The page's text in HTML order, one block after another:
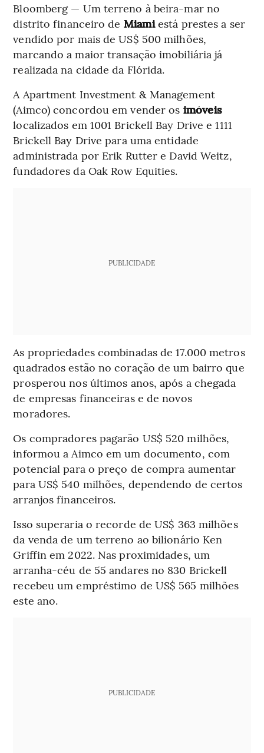
Bloomberg — Um terreno à beira-mar no
distrito financeiro de Miamiestá prestes a ser
vendido por mais de US$ 500 milhões,
marcando a maior transação imobiliária já
realizada na cidade da Flórida.
A Apartment Investment & Management
(Aimco) concordou em vender os imóveis
localizados em 1001 Brickell Bay Drive e 1111
Brickell Bay Drive para uma entidade
administrada por Erik Rutter e David Weitz,
fundadores da Oak Row Equities.
PUBLICIDADE
As propriedades combinadas de 17.000 metros
quadrados estão no coração de um bairro que
prosperou nos últimos anos, após a chegada
de empresas financeiras e de novos
moradores.
Os compradores pagarão US$ 520 milhões,
informou a Aimco em um documento, com
potencial para o preço de compra aumentar
para US$ 540 milhões, dependendo de certos
arranjos financeiros.
Isso superaria o recorde de US$ 363 milhões
da venda de um terreno ao bilionário Ken
Griffin em 2022. Nas proximidades, um
arranha-céu de 55 andares no 830 Brickell
recebeu um empréstimo de US$ 565 milhões
este ano.
PUBLICIDADE